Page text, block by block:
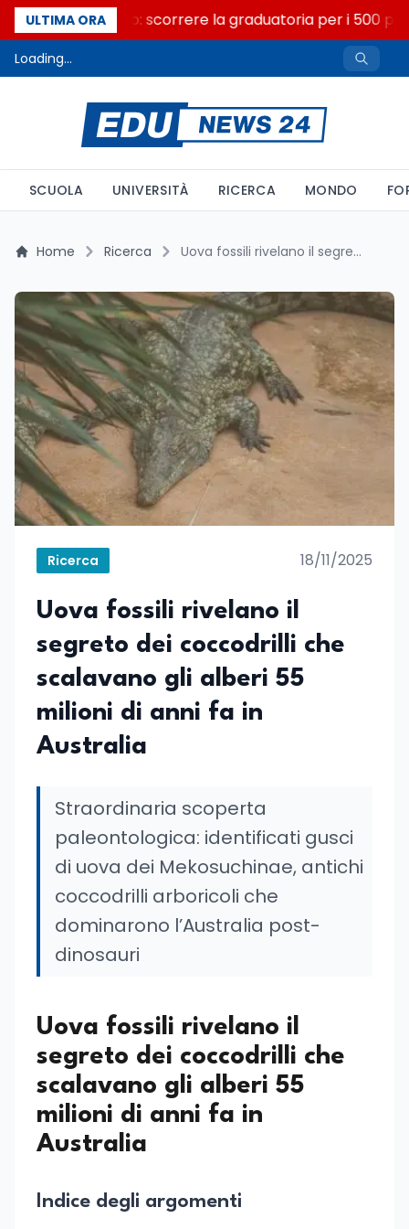
ULTIMA ORA
Consiglio di Stato: scorrere la graduatoria per i 500
Loading...
SCUOLA UNIVERSITÀ RICERCA MONDO
Home Ricerca Uova fossili rivelano il segreto dei coccodrilli che scalavano gli alberi 55 milioni di anni fa in Australia
Ricerca 18/11/2025
Uova fossili rivelano il
segreto dei coccodrilli che
scalavano gli alberi 55
milioni di anni fa in
Australia
Straordinaria scoperta
paleontologica: identificati gusci
di uova dei Mekosuchinae, antichi
coccodrilli arboricoli che
dominarono l’Australia post-
dinosauri
Uova fossili rivelano il
segreto dei coccodrilli che
scalavano gli alberi 55
milioni di anni fa in
Australia
Indice degli argomenti